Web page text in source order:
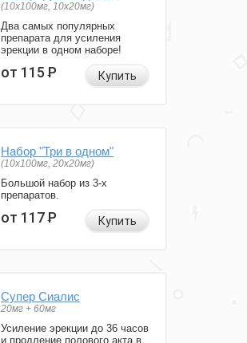
(10x100мг, 10x20мг)
Два самых популярных
препарата для усиления
эрекции в одном наборе!
от 115Р Купить
Набор "Три в одном"
(10x100мг, 20x20мг)
Большой набор из 3-х
препаратов.
от 117Р Купить
Супер Сиалис
20мг + 60мг
Усиление эрекции до 36 часов
и продление полового акта в